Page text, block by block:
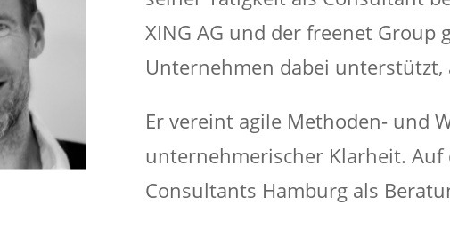
XING AG und der freenet Group
Unternehmen dabei
Er vereint agile Methoden- und
unternehmerischer Klarheit. Auf
Consultants Hamburg als